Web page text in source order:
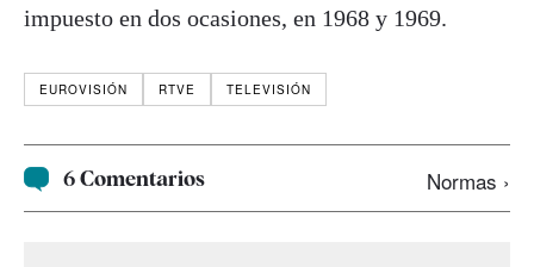
impuesto en dos ocasiones, en 1968 y 1969.
EUROVISIÓN RTVE TELEVISIÓN
6 Comentarios Normas ›